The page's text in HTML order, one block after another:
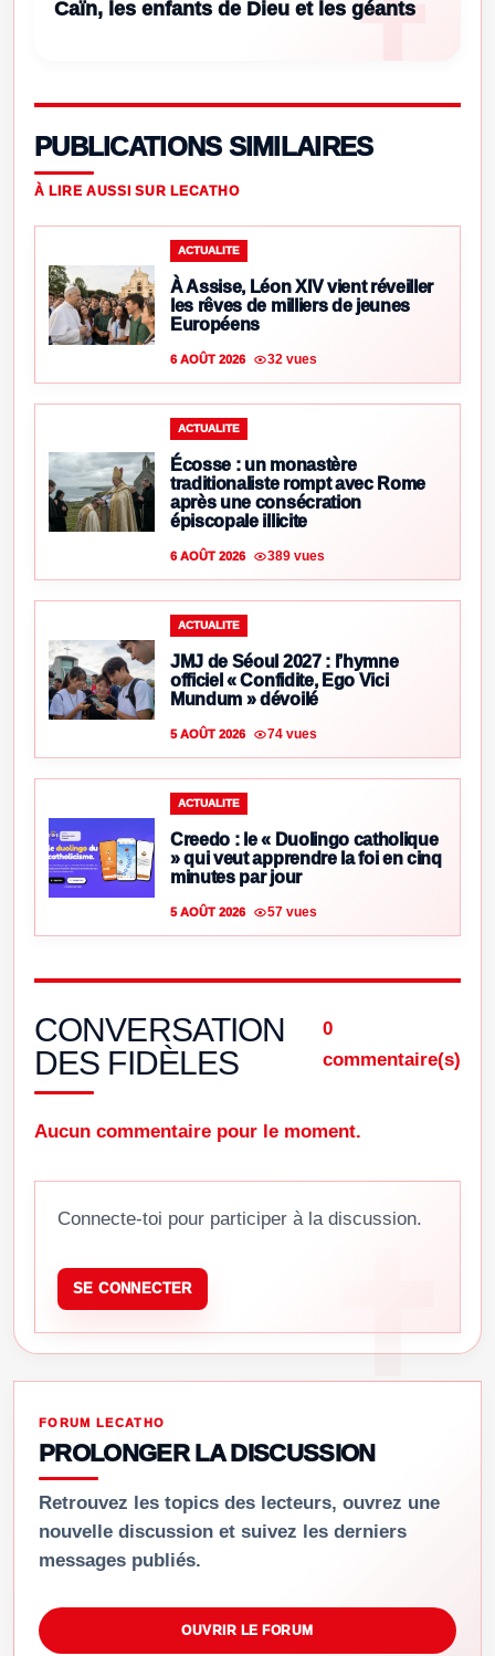
Caïn, les enfants de Dieu et les géants
PUBLICATIONS SIMILAIRES
À LIRE AUSSI SUR LECATHO
ACTUALITE
À Assise, Léon XIV vient réveiller
les rêves de milliers de jeunes
Européens
6 AOÛT 2026 32 vues
ACTUALITE
Écosse : un monastère
traditionaliste rompt avec Rome
après une consécration
épiscopale illicite
6 AOÛT 2026 389 vues
ACTUALITE
JMJ de Séoul 2027 : l’hymne
officiel « Confidite, Ego Vici
Mundum » dévoilé
5 AOÛT 2026 74 vues
ACTUALITE
Creedo : le « Duolingo catholique
» qui veut apprendre la foi en cinq
minutes par jour
5 AOÛT 2026 57 vues
CONVERSATION
DES FIDÈLES
0
commentaire(s)
Aucun commentaire pour le moment.
Connecte-toi pour participer à la discussion.
SE CONNECTER
FORUM LECATHO
PROLONGER LA DISCUSSION
Retrouvez les topics des lecteurs, ouvrez une
nouvelle discussion et suivez les derniers
messages publiés.
OUVRIR LE FORUM